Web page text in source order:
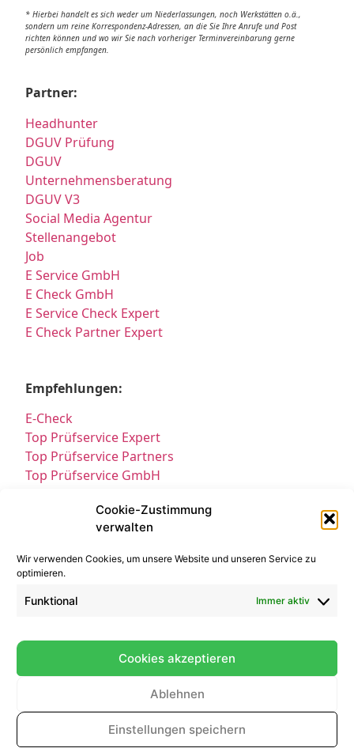
Cookie-Zustimmung
verwalten
Wir verwenden Cookies, um unsere Website und unseren Service zu
optimieren.
Funktional Immer aktiv
Cookies akzeptieren
Ablehnen
Einstellungen speichern
* Hierbei handelt es sich weder um Niederlassungen, noch Werkstätten o.ä.,
sondern um reine Korrespondenz-Adressen, an die Sie Ihre Anrufe und Post
richten können und wo wir Sie nach vorheriger Terminvereinbarung gerne
persönlich empfangen.
Partner:
Headhunter
DGUV Prüfung
DGUV
Unternehmensberatung
DGUV V3
Social Media Agentur
Stellenangebot
Job
E Service GmbH
E Check GmbH
E Service Check Expert
E Check Partner Expert
Empfehlungen:
E-Check
Top Prüfservice Expert
Top Prüfservice Partners
Top Prüfservice GmbH
Sicherheitsprüfungen Partners
Sicherheitsprüfungen Expert
Prüfung E-Check Expert
Prüfung elektrischer Anlagen
Kontakt Impressum Datenschutz
© All Rights Reserved 2025